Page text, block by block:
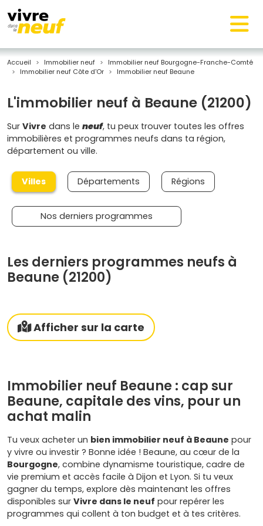
Accueil Immobilier neuf
Immobilier neuf Bourgogne-Franche-Comté
Immobilier neuf Côte d'Or
Immobilier neuf Beaune
L'immobilier neuf à Beaune (21200)
Sur Vivre dans le neuf, tu peux trouver toutes les offres
immobilières et programmes neufs dans ta région,
département ou ville.
Villes Départements Régions
Nos derniers programmes
Les derniers programmes neufs à
Beaune (21200)
Afficher sur la carte
Immobilier neuf Beaune : cap sur
Beaune, capitale des vins, pour un
achat malin
Tu veux acheter un bien immobilier neuf à Beaune pour
y vivre ou investir ? Bonne idée ! Beaune, au cœur de la
Bourgogne, combine dynamisme touristique, cadre de
vie premium et accès facile à Dijon et Lyon. Si tu veux
gagner du temps, explore dès maintenant les offres
disponibles sur Vivre dans le neuf pour repérer les
programmes qui collent à ton budget et à tes critères.